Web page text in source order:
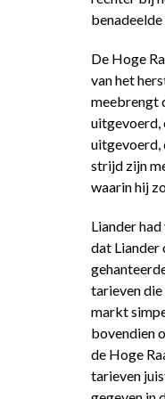
De Hoge
van het
meebrengt
uitgevoerd,
uitgevoerd,
strijd zijn
waarin hij
Liander
dat Liander
tarieven
markt
bovendien
de Hoge
tarieven